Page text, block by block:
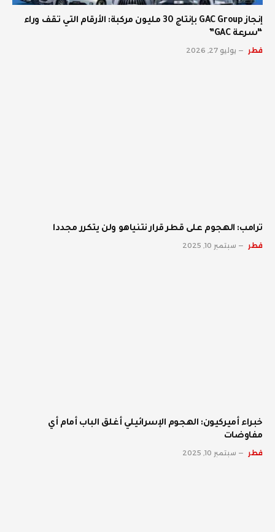
إنجاز GAC Group بإنتاج 30 مليون مركبة: الأرقام التي تقف وراء
“سرعة GAC”
قطر يوليو 27, 2026
ترامب: الهجوم على قطر قرار نتنياهو ولن يتكرر مجددا
قطر سبتمبر 10, 2025
خبراء أميركيون: الهجوم الإسرائيلي أغلق الباب أمام أي
مفاوضات
قطر سبتمبر 10, 2025